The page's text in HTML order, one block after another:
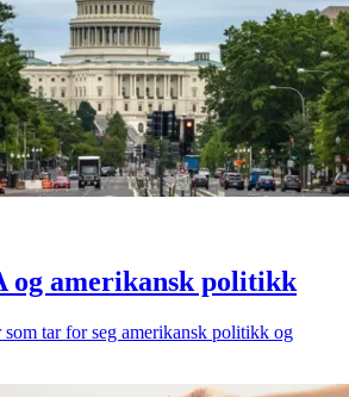
og amerikansk politikk
tar for seg amerikansk politikk og